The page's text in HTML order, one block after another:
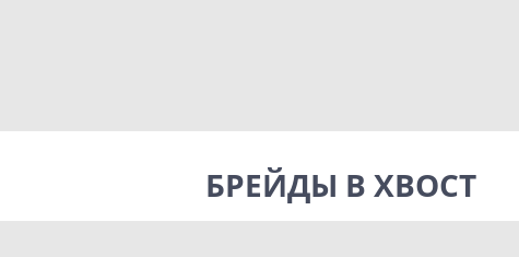
БРЕЙДЫ В ХВОСТ